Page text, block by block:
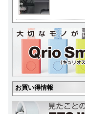
お買い得情報